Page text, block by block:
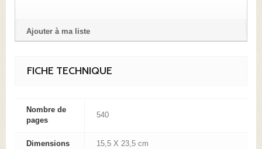
Ajouter à ma liste
FICHE TECHNIQUE
Nombre de
pages
540
Dimensions 15,5 X 23,5 cm